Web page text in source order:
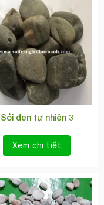
Sỏi đen tự nhiên 3
Xem chi tiết